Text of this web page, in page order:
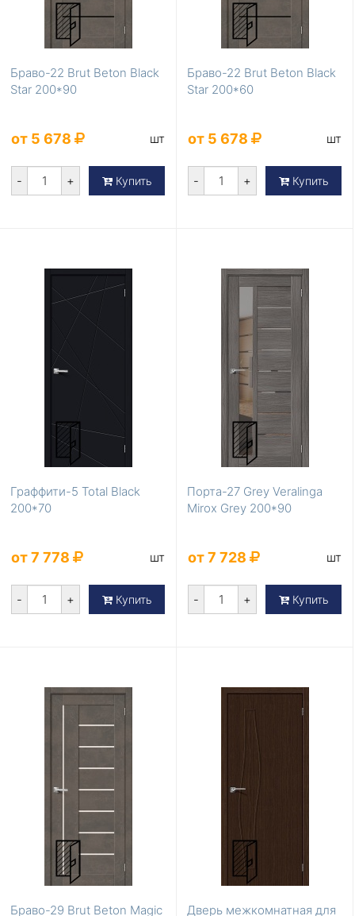
Браво-22 Brut Beton Black
Star 200*90
от 5 678 шт
- + Купить
Браво-22 Brut Beton Black
Star 200*60
от 5 678 шт
- + Купить
Граффити-5 Total Black
200*70
от 7 778 шт
- + Купить
Порта-27 Grey Veralinga
Mirox Grey 200*90
от 7 728 шт
- + Купить
Браво-29 Brut Beton Magic
Дверь межкомнатная для